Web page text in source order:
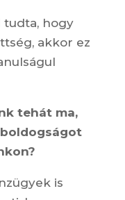
tudta, hogy
akkor ez
tehát ma,
is